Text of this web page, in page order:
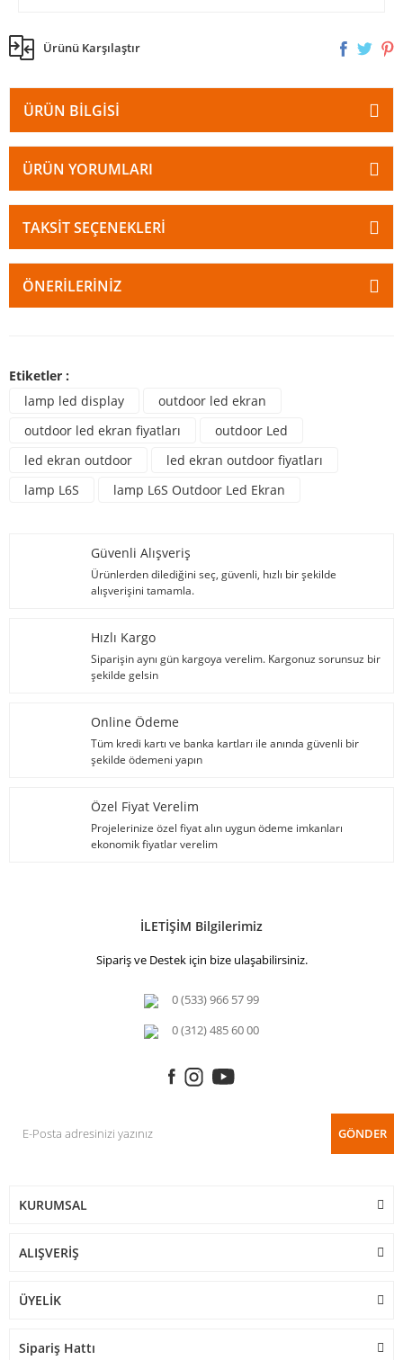
Ürünü Karşılaştır
ÜRÜN BILGISI
ÜRÜN YORUMLARI
TAKSIT SEÇENEKLERI
ÖNERILERINIZ
Etiketler :
lamp led display
outdoor led ekran
outdoor led ekran fiyatları
outdoor Led
led ekran outdoor
led ekran outdoor fiyatları
lamp L6S
lamp L6S Outdoor Led Ekran
Güvenli Alışveriş
Ürünlerden dilediğini seç, güvenli, hızlı bir şekilde
alışverişini tamamla.
Hızlı Kargo
Siparişin aynı gün kargoya verelim. Kargonuz sorunsuz bir
şekilde gelsin
Online Ödeme
Tüm kredi kartı ve banka kartları ile anında güvenli bir
şekilde ödemeni yapın
Özel Fiyat Verelim
Projelerinize özel fiyat alın uygun ödeme imkanları
ekonomik fiyatlar verelim
İLETİŞİM Bilgilerimiz
Sipariş ve Destek için bize ulaşabilirsiniz.
0 (533) 966 57 99
0 (312) 485 60 00
GÖNDER
KURUMSAL
ALIŞVERİŞ
ÜYELİK
Sipariş Hattı